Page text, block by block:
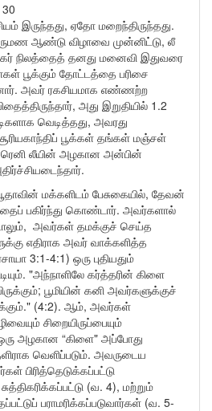
இருந்தது, ஏதோ மறைந்திருந்தது.
ஆண்டு விழாவை முன்னிட்டு, லீ
நிலத்தைத் தனது மனைவி இதுவரை
பூக்கும் தோட்டத்தை பரிசை
அவர் ரகசியமாக எண்ணற்ற
அது இறுதியில் 1.2
வெடித்தது, அவரது
பூக்கள் தங்கள் மஞ்சள்
​​ரெனி லீயின் அழகான அன்பின்
மக்களிடம் பேசுகையில், தேவன்
பகிர்ந்து கொண்டார். அவர்களால்
அவர்கள் தமக்குச் செய்த
எதிராக அவர் வாக்களித்த
3:1-4:1) ஒரு புதியதும்
"அந்நாளிலே கர்த்தரின் கிளை
பூமியின் கனி அவர்களுக்குச்
(4:2). ஆம், அவர்கள்
சிறையிருப்பையும்
அழகான “கிளை" அப்போது
வெளிப்படும். அவருடைய
பிரித்தெடுக்கப்பட்டு
(வ. 4), மற்றும்
பராமரிக்கப்படுவார்கள் (வ. 5-